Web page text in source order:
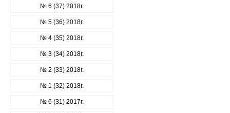
№ 6 (37) 2018г.
№ 5 (36) 2018г.
№ 4 (35) 2018г.
№ 3 (34) 2018г.
№ 2 (33) 2018г.
№ 1 (32) 2018г.
№ 6 (31) 2017г.